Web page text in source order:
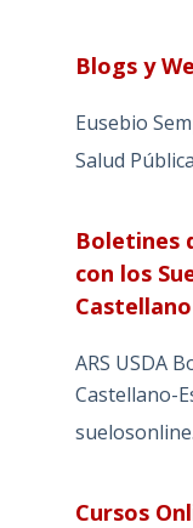
Blogs y
Eusebio
Salud
Boletines
con los
Castellano
ARS USDA
Castellano-
Cursos